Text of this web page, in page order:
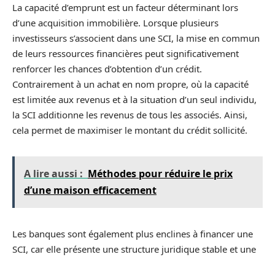
La capacité d’emprunt est un facteur déterminant lors
d’une acquisition immobilière. Lorsque plusieurs
investisseurs s’associent dans une SCI, la mise en commun
de leurs ressources financières peut significativement
renforcer les chances d’obtention d’un crédit.
Contrairement à un achat en nom propre, où la capacité
est limitée aux revenus et à la situation d’un seul individu,
la SCI additionne les revenus de tous les associés. Ainsi,
cela permet de maximiser le montant du crédit sollicité.
A lire aussi : Méthodes pour réduire le prix
d’une maison efficacement
Les banques sont également plus enclines à financer une
SCI, car elle présente une structure juridique stable et une